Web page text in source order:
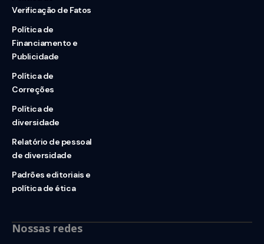
Verificação de Fatos
Política de
Financiamento e
Publicidade
Política de
Correções
Política de
diversidade
Relatório de pessoal
de diversidade
Padrões editoriais e
política de ética
Nossas redes